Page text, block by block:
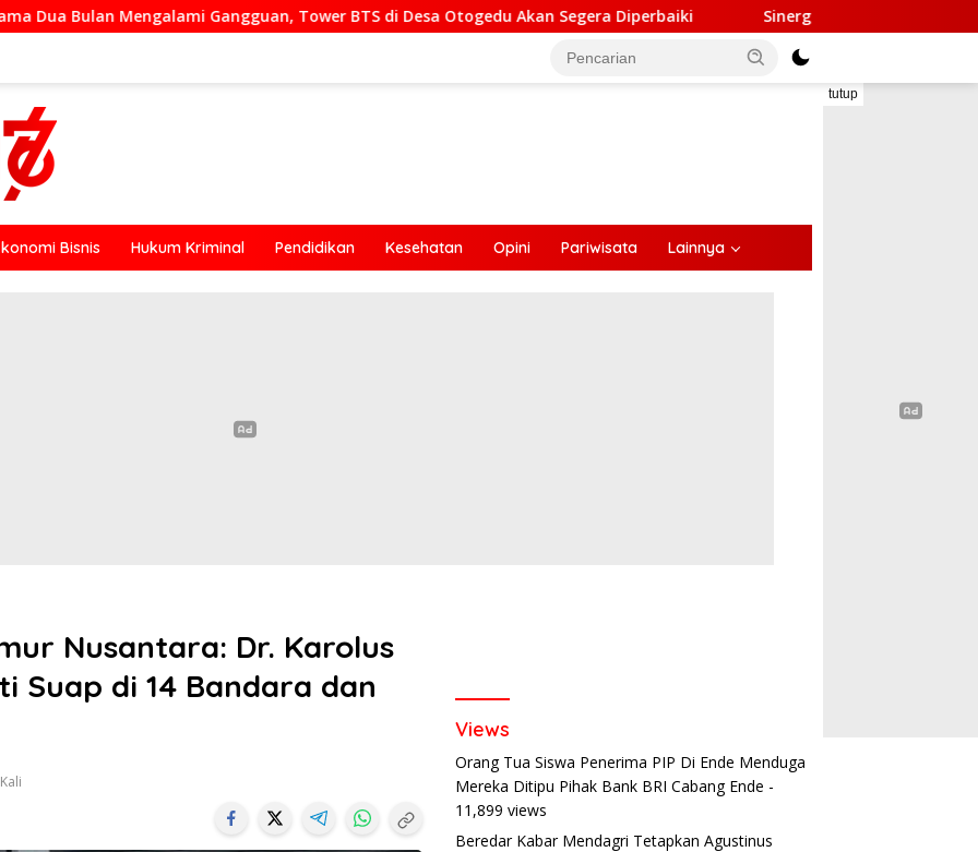
Gangguan, Tower BTS di Desa Otogedu Akan Segera Diperbaiki Sinergi Lintas Sektor, Satlantas Polres Ende
tutup
Bisnis Hukum Kriminal Pendidikan Kesehatan Opini Pariwisata Lainnya
Nusantara: Dr. Karolus
Suap di 14 Bandara dan
Views
Orang Tua Siswa Penerima PIP Di Ende Menduga
Mereka Ditipu Pihak Bank BRI Cabang Ende -
11,899 views
Beredar Kabar Mendagri Tetapkan Agustinus